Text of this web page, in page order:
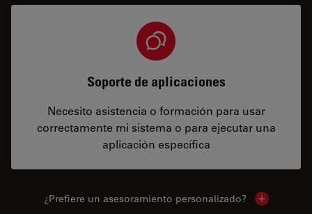
Soporte de aplicaciones
Necesito asistencia o formación para usar
correctamente mi sistema o para ejecutar una
aplicación específica
¿Prefiere un asesoramiento personalizado? Show local